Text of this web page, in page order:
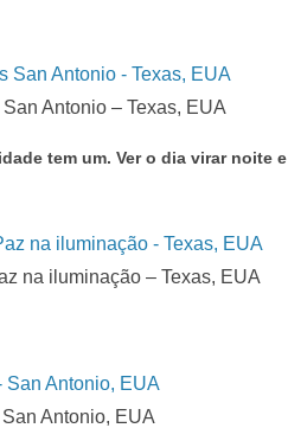
Antonio – Texas, EUA
tem um. Ver o dia virar noite e
na iluminação – Texas, EUA
Antonio, EUA